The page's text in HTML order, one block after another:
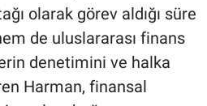
olarak görev aldığı süre
de uluslararası finans
denetimini ve halka
Harman, finansal